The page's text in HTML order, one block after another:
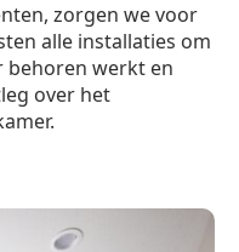
zorgen we voor
alle installaties om
behoren werkt en
over het